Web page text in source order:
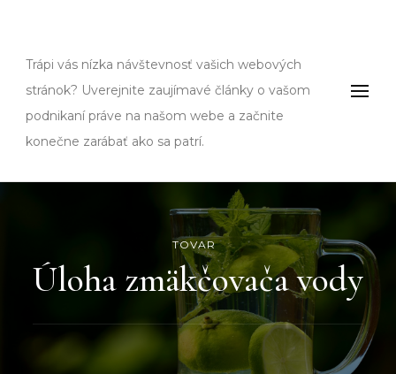
Trápi vás nízka návštevnosť vašich webových
stránok? Uverejnite zaujímavé články o vašom
podnikaní práve na našom webe a začnite
konečne zarábať ako sa patrí.
TOVAR
Úloha zmäkčovača vody